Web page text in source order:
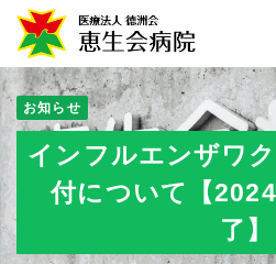
お知らせ
インフルエンザワ
付について【
了】